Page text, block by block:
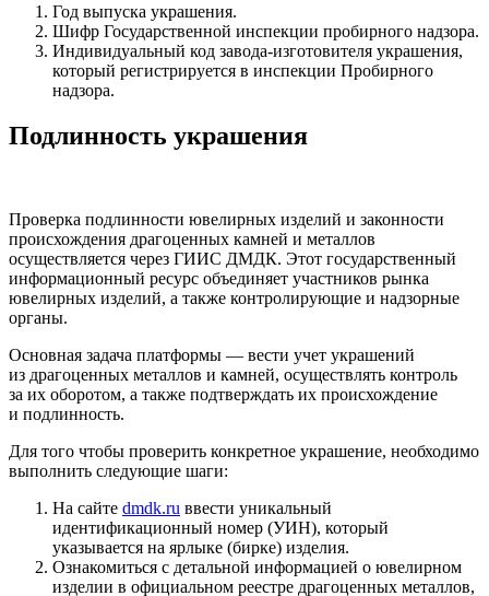
Год выпуска украшения.
Шифр Государственной инспекции пробирного надзора.
Индивидуальный код завода-изготовителя украшения,
который регистрируется в инспекции Пробирного
надзора.
Подлинность украшения
Проверка подлинности ювелирных изделий и законности
происхождения драгоценных камней и металлов
осуществляется через ГИИС ДМДК. Этот государственный
информационный ресурс объединяет участников рынка
ювелирных изделий, а также контролирующие и надзорные
органы.
Основная задача платформы — вести учет украшений
из драгоценных металлов и камней, осуществлять контроль
за их оборотом, а также подтверждать их происхождение
и подлинность.
Для того чтобы проверить конкретное украшение, необходимо
выполнить следующие шаги:
На сайте dmdk.ru ввести уникальный
идентификационный номер (УИН), который
указывается на ярлыке (бирке) изделия.
Ознакомиться с детальной информацией о ювелирном
изделии в официальном реестре драгоценных металлов,